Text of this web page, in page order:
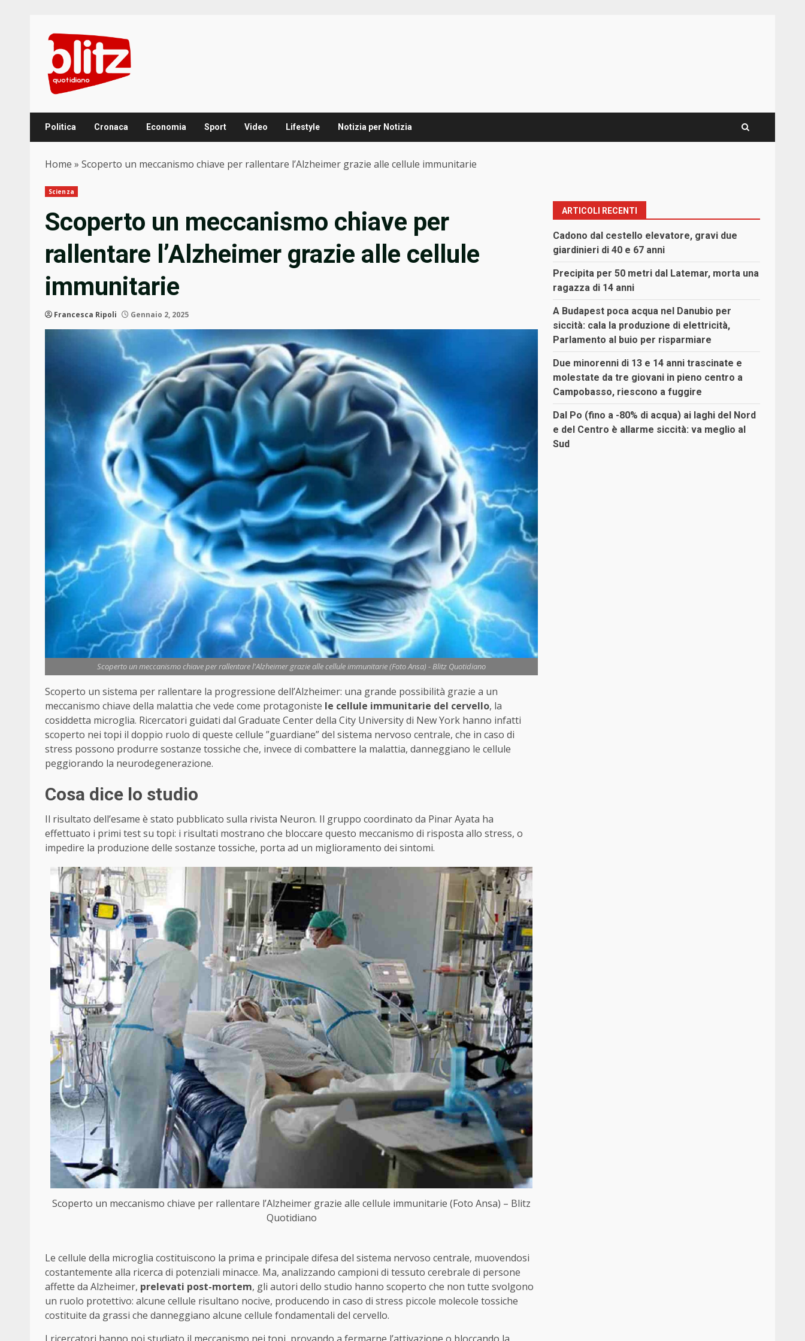
content
Politica Cronaca Economia Sport Video Lifestyle Notizia per Notizia
Home » Scoperto un meccanismo chiave per rallentare l’Alzheimer grazie alle cellule immunitarie
Scienza
Scoperto un meccanismo chiave per
rallentare l’Alzheimer grazie alle cellule
immunitarie
Francesca Ripoli Gennaio 2, 2025
Scoperto un meccanismo chiave per rallentare l'Alzheimer grazie alle cellule immunitarie (Foto Ansa) - Blitz Quotidiano
Scoperto un sistema per rallentare la progressione dell’Alzheimer: una grande possibilità grazie a un
meccanismo chiave della malattia che vede come protagoniste le cellule immunitarie del cervello, la
cosiddetta microglia. Ricercatori guidati dal Graduate Center della City University di New York hanno infatti
scoperto nei topi il doppio ruolo di queste cellule ”guardiane” del sistema nervoso centrale, che in caso di
stress possono produrre sostanze tossiche che, invece di combattere la malattia, danneggiano le cellule
peggiorando la neurodegenerazione.
Cosa dice lo studio
Il risultato dell’esame è stato pubblicato sulla rivista Neuron. Il gruppo coordinato da Pinar Ayata ha
effettuato i primi test su topi: i risultati mostrano che bloccare questo meccanismo di risposta allo stress, o
impedire la produzione delle sostanze tossiche, porta ad un miglioramento dei sintomi.
Scoperto un meccanismo chiave per rallentare l’Alzheimer grazie alle cellule immunitarie (Foto Ansa) – Blitz
Quotidiano
Le cellule della microglia costituiscono la prima e principale difesa del sistema nervoso centrale, muovendosi
costantemente alla ricerca di potenziali minacce. Ma, analizzando campioni di tessuto cerebrale di persone
affette da Alzheimer, prelevati post-mortem, gli autori dello studio hanno scoperto che non tutte svolgono
un ruolo protettivo: alcune cellule risultano nocive, producendo in caso di stress piccole molecole tossiche
costituite da grassi che danneggiano alcune cellule fondamentali del cervello.
ARTICOLI RECENTI
Cadono dal cestello elevatore, gravi due
giardinieri di 40 e 67 anni
Precipita per 50 metri dal Latemar, morta una
ragazza di 14 anni
A Budapest poca acqua nel Danubio per
siccità: cala la produzione di elettricità,
Parlamento al buio per risparmiare
Due minorenni di 13 e 14 anni trascinate e
molestate da tre giovani in pieno centro a
Campobasso, riescono a fuggire
Dal Po (fino a -80% di acqua) ai laghi del Nord
e del Centro è allarme siccità: va meglio al
Sud